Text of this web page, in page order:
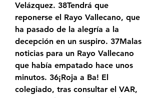
Velázquez. 38Tendrá que
reponerse el Rayo Vallecano, que
ha pasado de la alegría a la
decepción en un suspiro. 37Malas
noticias para un Rayo Vallecano
que había empatado hace unos
minutos. 36¡Roja a Ba! El
colegiado, tras consultar el VAR,